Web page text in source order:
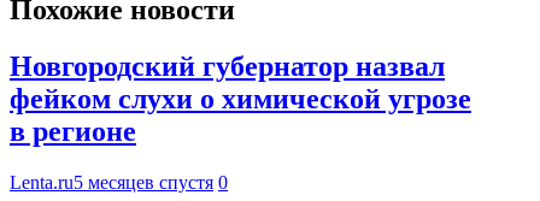
Похожие новости
Новгородский губернатор назвал
фейком слухи о химической угрозе
в регионе
Lenta.ru5 месяцев спустя 0